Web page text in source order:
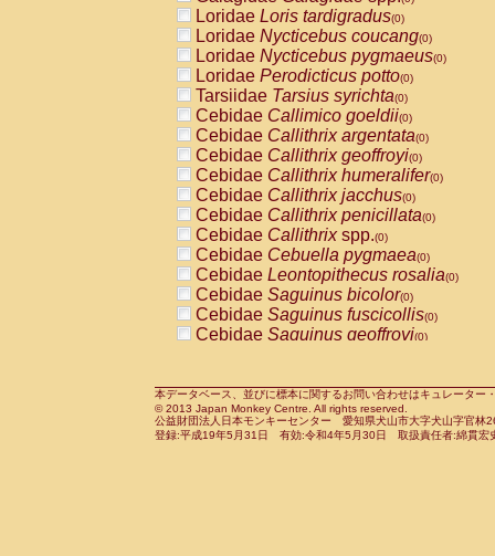
Atelidae Lagothrix lagothricha
AtelidaeLagothrix lagothricha cana
PitheciidaeCacajao calvus
PitheciidaeCallicebus cupreus
PitheciidaeCallicebus donacophilus
PitheciidaeCallicebus moloch
PitheciidaeCallicebus torquatus
PitheciidaeCallicebusspp.(0)
PitheciidaeChiropotes satanas(0)
PitheciidaePithecia monachus
PitheciidaePithecia pithecia(0)
CercopithecidaeCercocebus agilis
CercopithecidaeCercocebus
CercopithecidaeCercocebus
CercopithecidaeCercocebus
CercopithecidaeCercocebus
CercopithecidaeCercocebushybrid
CercopithecidaePapio anubis(0)
CercopithecidaePapio cynocephalus
CercopithecidaePapio hamadryas(0)
Loridae Loris tardigradus(0)
Loridae Nycticebus coucang(0)
Loridae Nycticebus pygmaeus(0)
Loridae Perodicticus potto(0)
Tarsiidae Tarsius syrichta(0)
Cebidae Callimico goeldii(0)
Cebidae Callithrix argentata(0)
Cebidae Callithrix geoffroyi(0)
Cebidae Callithrix humeralifer(0)
Cebidae Callithrix jacchus(0)
Cebidae Callithrix penicillata(0)
Cebidae Callithrixspp.(0)
Cebidae Cebuella pygmaea(0)
Cebidae Leontopithecus rosalia(0)
Cebidae Saguinus bicolor(0)
Cebidae Saguinus fuscicollis(0)
Cebidae Saguinus geoffroyi(0)
CebidaeSaguinus leucopus(0)
CebidaeSaguinus midas(0)
Cebidae Saguinus mystax(0)
本データベース、並びに標本に関するお問い合わせはキュレータ
© 2013 Japan Monkey Centre. All rights reserved.
公益財団法人日本モンキーセンター 愛知県犬山市大字犬山字官
登録:平成19年5月31日 有効:令和4年5月30日 取扱責任者:綿貫宏